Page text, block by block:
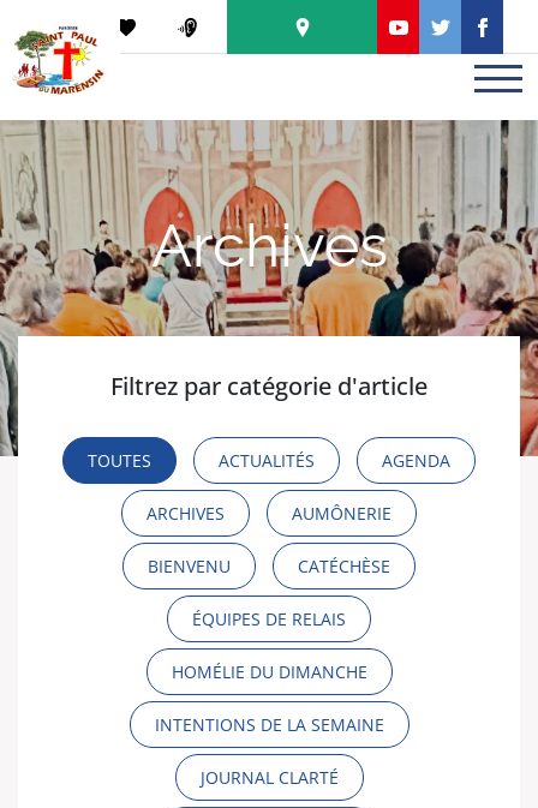
PODCAST
Archives
Filtrez par catégorie d'article
TOUTES ACTUALITÉS AGENDA
ARCHIVES AUMÔNERIE
BIENVENU CATÉCHÈSE
ÉQUIPES DE RELAIS
HOMÉLIE DU DIMANCHE
INTENTIONS DE LA SEMAINE
JOURNAL CLARTÉ
Panneau de gestion des cookies